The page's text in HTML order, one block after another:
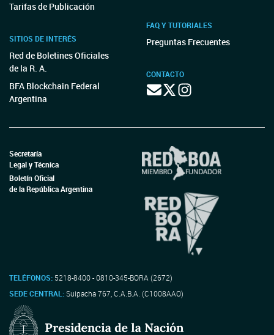
Tarifas de Publicación
SITIOS DE INTERÉS
Red de Boletines Oficiales
de la R. A.
BFA Blockchain Federal
Argentina
FAQ Y TUTORIALES
Preguntas Frecuentes
CONTACTO
Secretaría
Legal y Técnica
Boletín Oficial
de la República Argentina
TELÉFONOS: 5218-8400 - 0810-345-BORA (2672)
SEDE CENTRAL:Suipacha 767, C.A.B.A. (C1008AAO)